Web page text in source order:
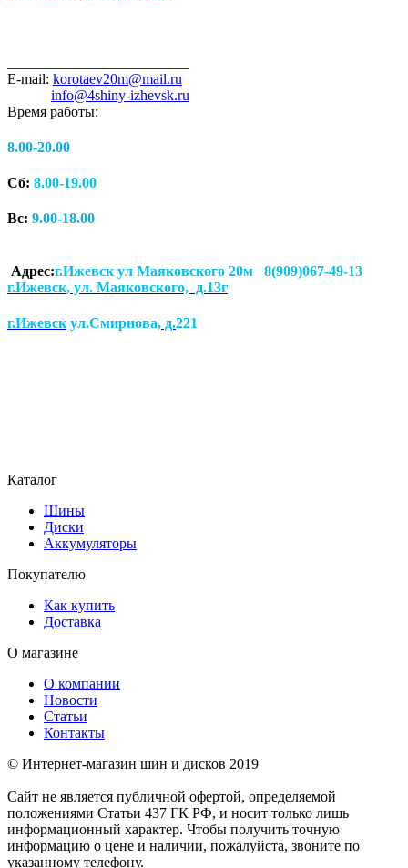
E-mail: korotaev20m@mail.ru
info@4shiny-izhevsk.ru
Время работы:
8.00-20.00
Сб: 8.00-19.00
Вс: 9.00-18.00
Адрес:г.Ижевск ул Маяковского 20м 8(909)067-49-13
г.Ижевск, ул. Маяковского, д.13г
г.Ижевск ул.Смирнова, д.221
Каталог
Шины
Диски
Аккумуляторы
Покупателю
Как купить
Доставка
О магазине
О компании
Новости
Статьи
Контакты
© Интернет-магазин шин и дисков 2019
Сайт не является публичной офертой, определяемой
положениями Статьи 437 ГК РФ, и носит только лишь
информационный характер. Чтобы получить точную
информацию о цене и наличии, пожалуйста, звоните по
указанному телефону.